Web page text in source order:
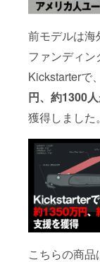
前モデルは海
ファンディン
Kickstarterで、
円、約1300人
獲得しました。
こちらの商品